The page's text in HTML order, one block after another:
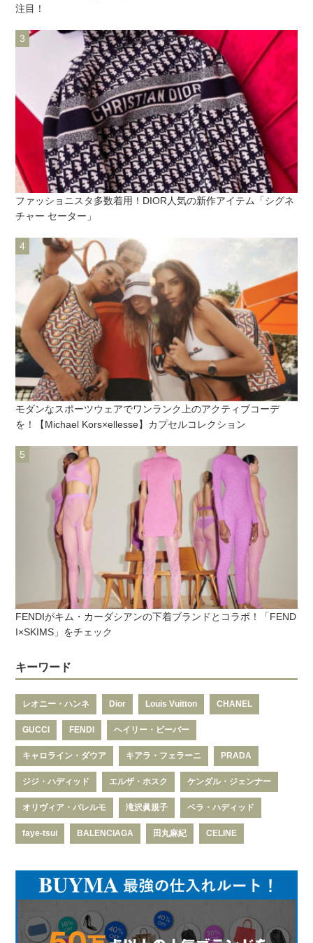
注目！
ファッショニスタ多数着用！DIOR人気の新作アイテム「シグネ
チャー セーター」
モダンなスポーツウェアでワンランク上のアクティブコーデ
を！【Michael Kors×ellesse】カプセルコレクション
FENDIがキム・カーダシアンの下着ブランドとコラボ！「FEND
I×SKIMS」をチェック
キーワード
レオニー・ハンネ Dior Louis Vuitton CHANEL
GUCCI FENDI ヘイリー・ビーバー
キャロライン・ダウア キアラ・フェラーニ PRADA
ジジ・ハディッド エルザ・ホスク ケンダル・ジェンナー
オリヴィア・パレルモ 滝沢眞規子 ベラ・ハディッド
faye-tsui BALENCIAGA 田丸麻紀 CELINE